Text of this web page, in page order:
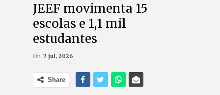
JEEF movimenta 15
escolas e 1,1 mil
estudantes
On 7 jul, 2026
Share